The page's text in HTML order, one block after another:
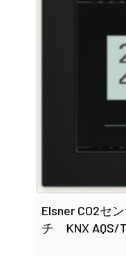
Elsner CO2セ
チ KNX AQS/